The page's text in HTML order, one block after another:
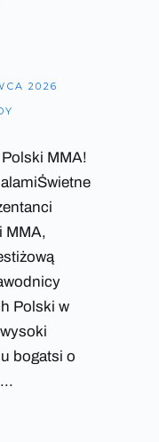
2026
MMA!
MMA,
Polski w
bogatsi o